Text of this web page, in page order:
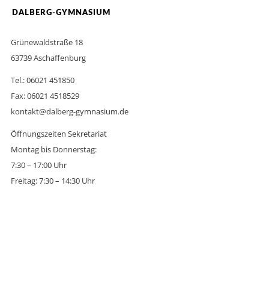
DALBERG-GYMNASIUM
Grünewaldstraße 18
63739 Aschaffenburg
Tel.: 06021 451850
Fax: 06021 4518529
kontakt@dalberg-gymnasium.de
Öffnungszeiten Sekretariat
Montag bis Donnerstag:
7:30 – 17:00 Uhr
Freitag: 7:30 – 14:30 Uhr